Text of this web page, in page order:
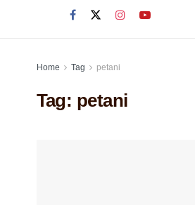
Home Tag petani
Tag: petani